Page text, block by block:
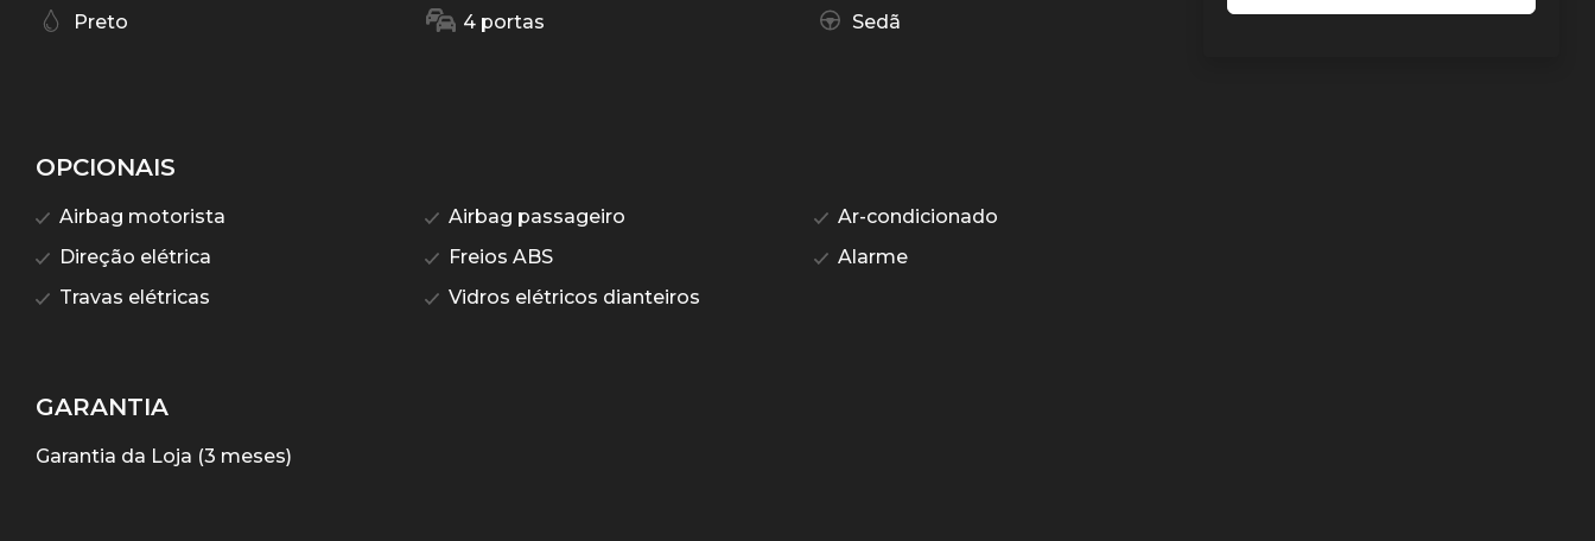
Preto 4 portas Sedã
OPCIONAIS
Airbag motorista Airbag passageiro
Ar-condicionado
Direção elétrica
Freios ABS
Alarme
Travas elétricas
Vidros elétricos dianteiros
GARANTIA
Garantia da Loja (3 meses)